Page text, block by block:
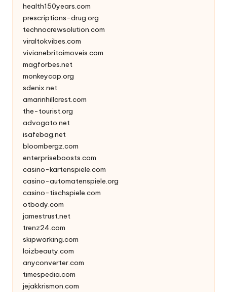
health150years.com
prescriptions-drug.org
technocrewsolution.com
viraltokvibes.com
vivianebritoimoveis.com
magforbes.net
monkeycap.org
sdenix.net
amarinhillcrest.com
the-tourist.org
advogato.net
isafebag.net
bloombergz.com
enterpriseboosts.com
casino-kartenspiele.com
casino-automatenspiele.org
casino-tischspiele.com
otbody.com
jamestrust.net
trenz24.com
skipworking.com
loizbeauty.com
anyconverter.com
timespedia.com
jejakkrismon.com